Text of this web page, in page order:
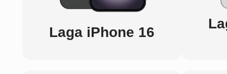
Laga iPhone 16